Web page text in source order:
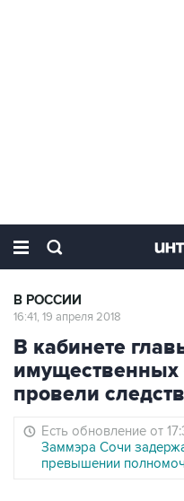
В РОССИИ
16:41, 19 апреля 2018
В кабинете
провели
Есть обновление от
Заммэра Сочи
превышении